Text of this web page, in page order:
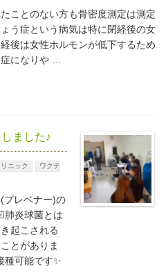
ことのない方も骨密度測定は測定
う症という病気は特に閉経後の女
後は女性ホルモンが低下するため
になりや …
ました♪
ニック
ワクチ
プレベナー)の
肺炎球菌とは
起こされる
とがありま
種可能です✨